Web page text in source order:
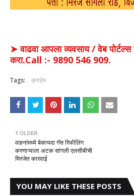
➤ वाढवा आपला व्यवसाय / वेब
करा.Call :- 9890 546 909.
Tags: क्राईम
OLDER
वाहनांमध्ये बेकायदा गॅस रिफीलिंग
करणाऱ्याला अटक सांगली एलसीबीची
मिरजेत कारवाई
YOU MAY LIKE THESE POSTS